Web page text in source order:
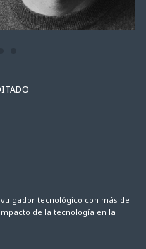
tecnológico con más de
de la tecnología en la